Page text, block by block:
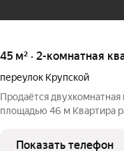
45 м² · 2-комнатная
переулок Крупской
Продаётся
площадью 46 м Квартира
новые радиаторы
Показать телефон